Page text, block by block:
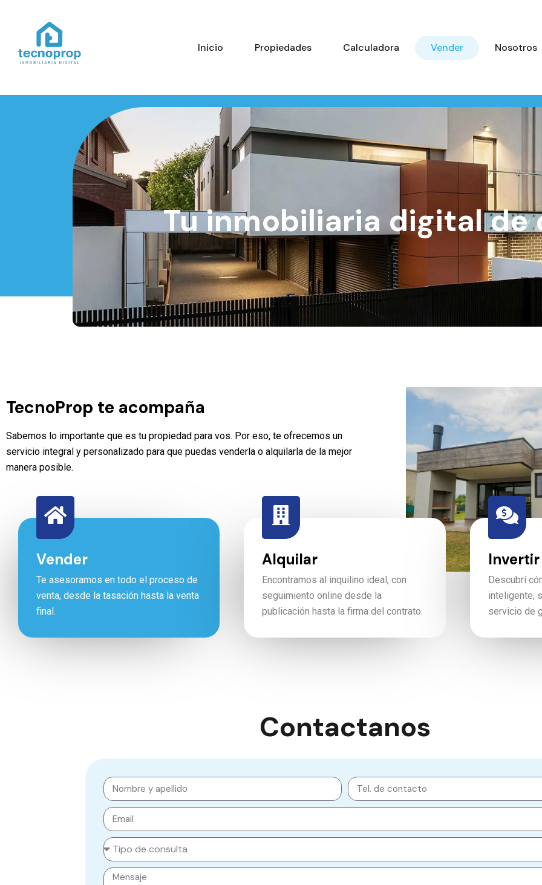
Inicio Propiedades Calculadora Vender Nosotros
Tu inmobiliaria digital de
TecnoProp te acompaña
Sabemos lo importante que es tu propiedad para vos. Por eso, te ofrecemos un
servicio integral y personalizado para que puedas venderla o alquilarla de la mejor
manera posible.
Vender
Te asesoramos en todo el proceso de
venta, desde la tasación hasta la venta
final.
Alquilar
Encontramos al inquilino ideal, con
seguimiento online desde la
publicación hasta la firma del contrato.
Invertir
Descubrí
inteligente,
servicio de
Contactanos